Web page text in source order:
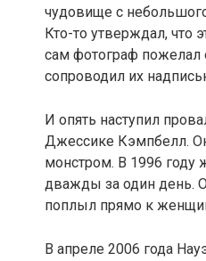
чудовище с
Кто-то утверждал, что
сам фотограф пожелал
сопроводил их
И опять наступил
Джессике Кэмпбелл.
монстром. В 1996 году
дважды за один день.
поплыл прямо к
В апреле 2006 года